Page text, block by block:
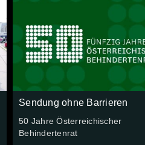
Sendung ohne Barrieren
50 Jahre Österreichischer
Behindertenrat